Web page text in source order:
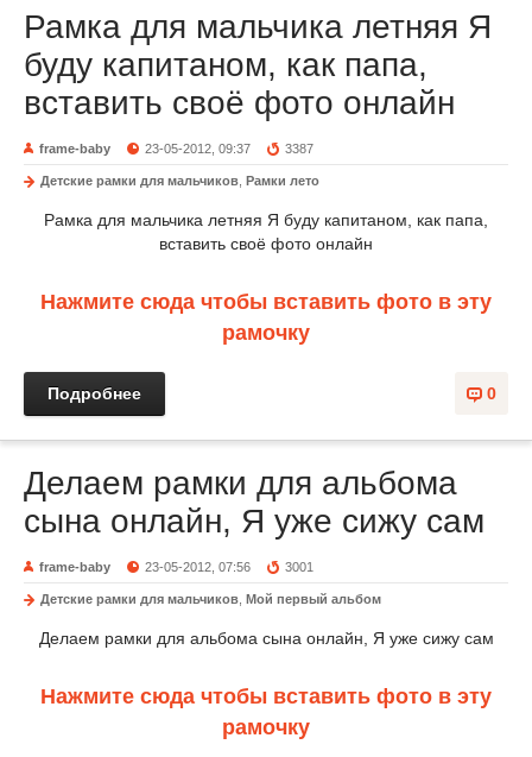
Рамка для мальчика летняя Я
буду капитаном, как папа,
вставить своё фото онлайн
frame-baby 23-05-2012, 09:37 3387
Детские рамки для мальчиков Рамки лето
Рамка для мальчика летняя Я буду капитаном, как папа,
вставить своё фото онлайн
Нажмите сюда чтобы вставить фото в эту
рамочку
0
Подробнее
Делаем рамки для альбома
сына онлайн, Я уже сижу сам
frame-baby 23-05-2012, 07:56 3001
Детские рамки для мальчиков Мой первый альбом
Делаем рамки для альбома сына онлайн, Я уже сижу сам
Нажмите сюда чтобы вставить фото в эту
рамочку